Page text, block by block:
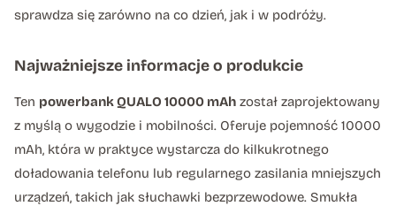
sprawdza się zarówno na co dzień, jak i w podróży.
Najważniejsze informacje o produkcie
Ten powerbank QUALO 10000 mAh został zaprojektowany
z myślą o wygodzie i mobilności. Oferuje pojemność 10000
mAh, która w praktyce wystarcza do kilkukrotnego
doładowania telefonu lub regularnego zasilania mniejszych
urządzeń, takich jak słuchawki bezprzewodowe. Smukła